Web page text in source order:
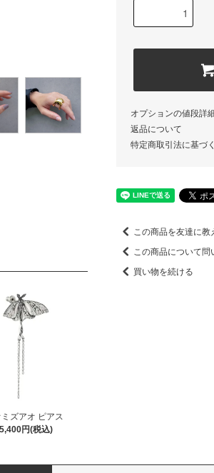
ミズアオ ピアス
円(税込)
オプションの値段詳
返品について
特定商取引法に基づ
この商品を友達に教
この商品について問
買い物を続ける